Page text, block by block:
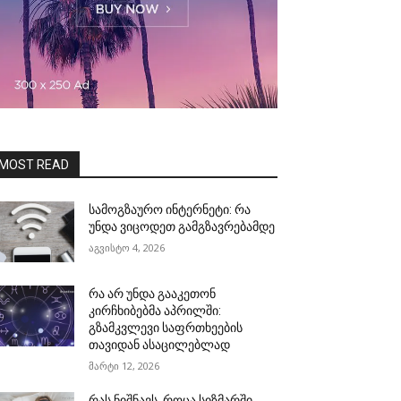
READ
სამოგზაურო ინტერნეტი: რა
უნდა ვიცოდეთ გამგზავრებამდე
აგვისტო 4, 2026
რა არ უნდა გააკეთონ
კირჩხიბებმა აპრილში:
გზამკვლევი საფრთხეების
თავიდან ასაცილებლად
მარტი 12, 2026